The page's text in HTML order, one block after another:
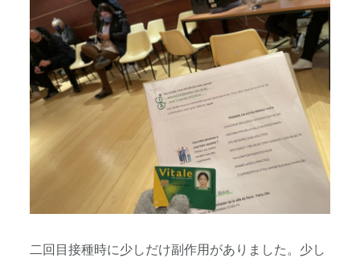
二回目接種時に少しだけ副作用がありました。少し